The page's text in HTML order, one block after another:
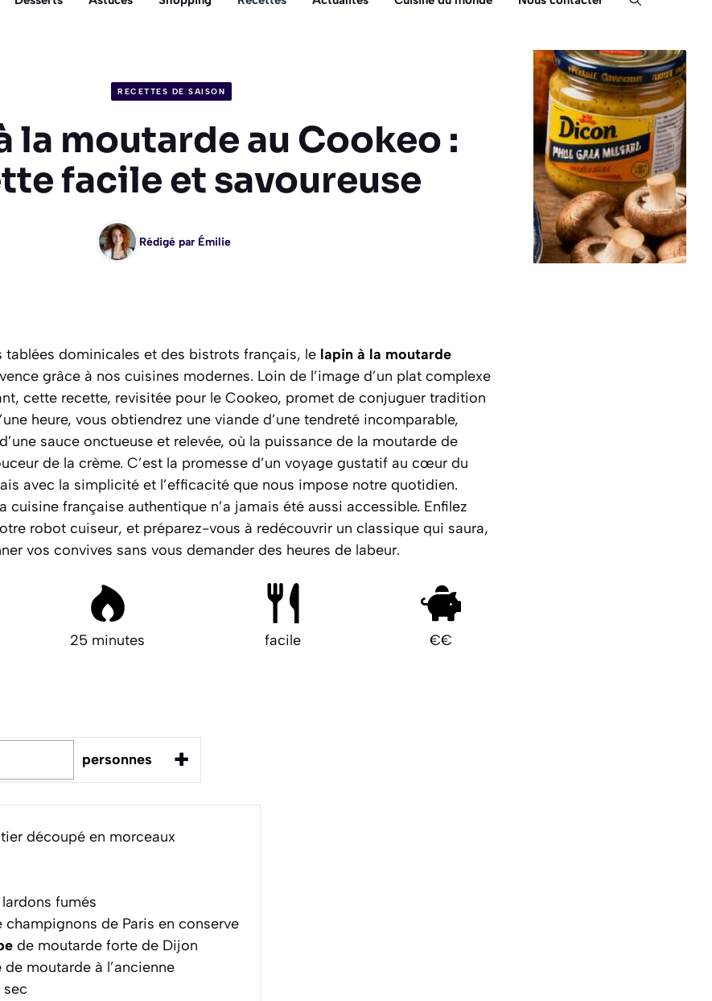
RECETTES DE SAISON
la moutarde au Cookeo :
facile et savoureuse
Rédigé par Émilie
tablées dominicales et des bistrots français, le lapin à la moutarde
grâce à nos cuisines modernes. Loin de l’image d’un plat complexe
cette recette, revisitée pour le Cookeo, promet de conjuguer tradition
heure, vous obtiendrez une viande d’une tendreté incomparable,
sauce onctueuse et relevée, où la puissance de la moutarde de
de la crème. C’est la promesse d’un voyage gustatif au cœur du
avec la simplicité et l’efficacité que nous impose notre quotidien.
cuisine française authentique n’a jamais été aussi accessible. Enfilez
robot cuiseur, et préparez-vous à redécouvrir un classique qui saura,
vos convives sans vous demander des heures de labeur.
25 minutes facile €€
personnes +
découpé en morceaux
fumés
champignons de Paris en conserve
de moutarde forte de Dijon
de moutarde à l’ancienne
sec